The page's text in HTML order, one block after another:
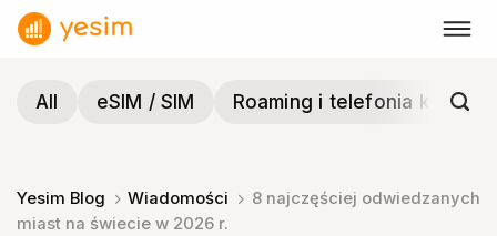
Przewiń
do
All
eSIM / SIM Roaming i telefonia
Yesim Blog Wiadomości
8 najczęściej odwiedzanych
miast na świecie w 2026 r.